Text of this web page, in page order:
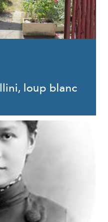
loup blanc